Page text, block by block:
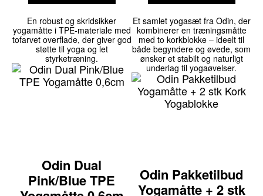
Odin Dual
Pink/Blue TPE
En robust og skridsikker
yogamåtte i TPE-materiale med
tofarvet overflade, der giver god
støtte til yoga og let
styrketræning.
Odin Pakketilbud
Yogamåtte + 2 stk
Et samlet yogasæt fra Odin, der
kombinerer en træningsmåtte
med to korkblokke – ideelt til
både begyndere og øvede, som
ønsker et stabilt og naturligt
underlag til yogaøvelser.